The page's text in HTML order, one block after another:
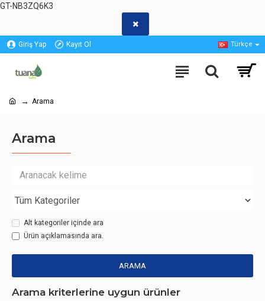
GT-NB3ZQ6K3
Giriş Yap Kayıt Ol Türkçe
Arama
Arama
Alt kategoriler içinde ara
Ürün açıklamasında ara.
ARAMA
Arama kriterlerine uygun ürünler